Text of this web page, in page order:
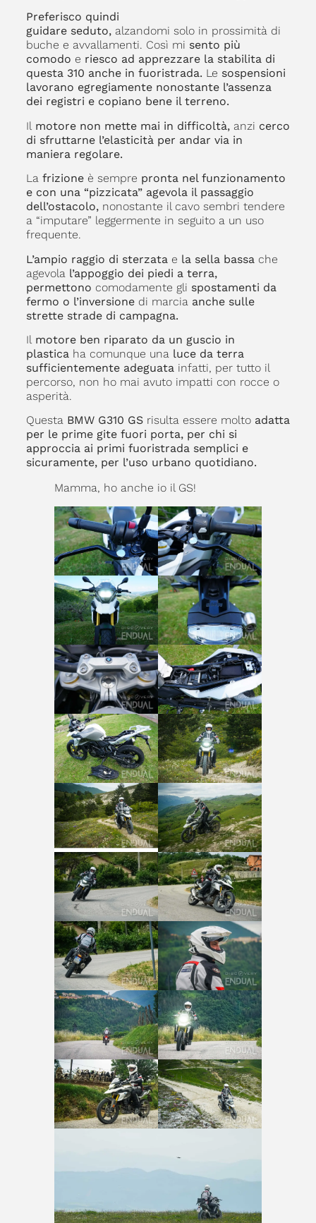
Preferisco quindi
guidare seduto,alzandomi solo in prossimità di
buche e avvallamenti. Così mi sento più
comodo e riesco ad apprezzare la stabilita di
questa 310 anche in fuoristrada. Le sospensioni
lavorano egregiamente nonostante l’assenza
dei registri e copiano bene il terreno.
Il motore non mette mai in difficoltà, anzi cerco
di sfruttarne l’elasticità per andar via in
maniera regolare.
La frizione è sempre pronta nel funzionamento
e con una “pizzicata” agevola il passaggio
dell’ostacolo,nonostante il cavo sembri tendere
a “imputare” leggermente in seguito a un uso
frequente.
L’ampio raggio di sterzata e la sella bassa che
agevola l’appoggio dei piedi a terra,
permettono comodamente gli spostamenti da
fermo o l’inversionedi marcia anche sulle
strette strade di campagna.
Il motore ben riparato da un guscio in
plasticaha comunque una luce da terra
sufficientemente adeguatainfatti, per tutto il
percorso, non ho mai avuto impatti con rocce o
asperità.
Questa BMW G310 GSrisulta essere molto adatta
per le prime gite fuori porta, per chi si
approccia ai primi fuoristrada semplici e
sicuramente, per l’uso urbano quotidiano.
Mamma, ho anche io il GS!